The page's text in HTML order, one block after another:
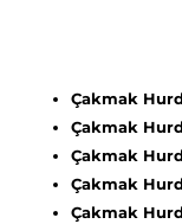
Çakmak
Çakmak
Çakmak
Çakmak
Çakmak